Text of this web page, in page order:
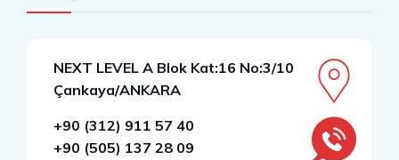
NEXT LEVEL A Blok Kat:16 No:3/10
Çankaya/ANKARA
+90 (312) 911 57 40
+90 (505) 137 28 09